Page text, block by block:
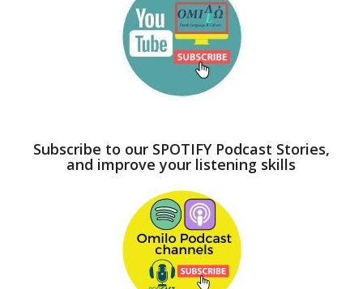
Subscribe to our SPOTIFY Podcast Stories,
and improve your listening skills